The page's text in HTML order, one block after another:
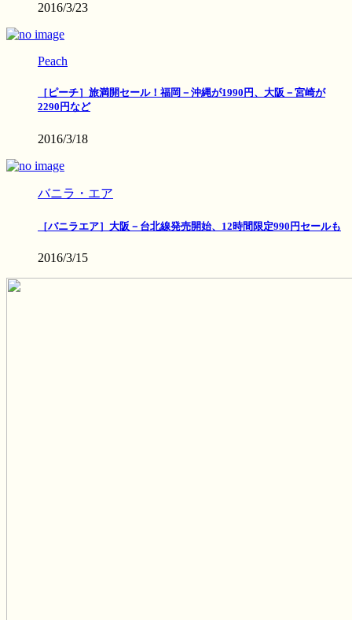
2016/3/23
Peach
［ピーチ］旅満開セール！福岡－沖縄が1990円、大阪－宮崎が
2290円など
2016/3/18
バニラ・エア
［バニラエア］大阪－台北線発売開始、12時間限定990円セールも
2016/3/15